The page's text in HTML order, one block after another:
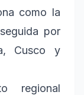
como la
por
Cusco y
regional